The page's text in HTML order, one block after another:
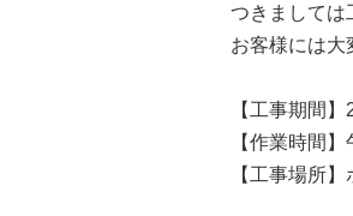
つきましては
お客様には大
【工事期間
【作業時間
【工事場所